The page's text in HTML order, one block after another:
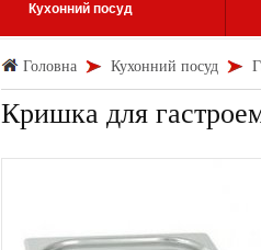
Кухонний посуд
Головна Кухонний посуд
Кришка для